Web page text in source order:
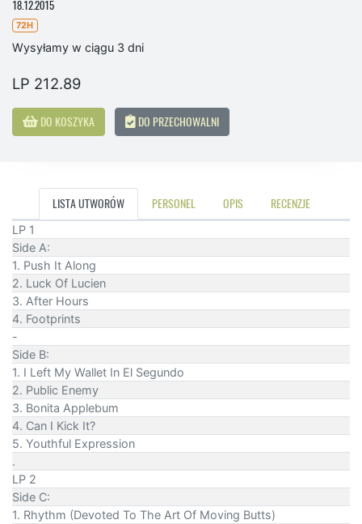
18.12.2015
72H
Wysyłamy w ciągu 3 dni
LP 212.89
DO KOSZYKA DO PRZECHOWALNI
LISTA UTWORÓW PERSONEL OPIS RECENZJE
LP 1
Side A:
1. Push It Along
2. Luck Of Lucien
3. After Hours
4. Footprints
-
Side B:
1. I Left My Wallet In El Segundo
2. Public Enemy
3. Bonita Applebum
4. Can I Kick It?
5. Youthful Expression
.
LP 2
Side C:
1. Rhythm (Devoted To The Art Of Moving Butts)